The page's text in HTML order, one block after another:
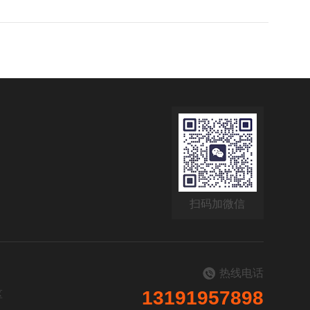
扫码加微信
热线电话
13191957898